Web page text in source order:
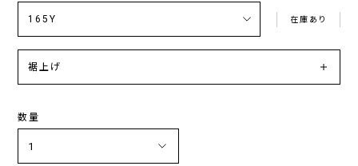
在庫あり
裾上げ
数量